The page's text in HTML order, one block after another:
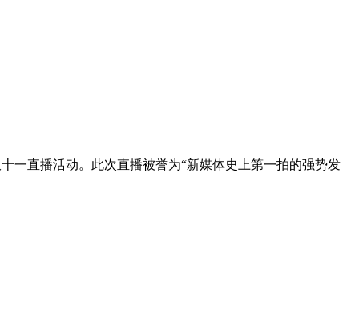
一直播活动。此次直播被誉为“新媒体史上第一拍的强势发